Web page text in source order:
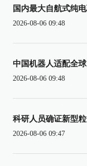
国内最大自航式纯
2026-08-06 09:48
中国机器人适配全
2026-08-06 09:48
科研人员确证新型
2026-08-06 09:47